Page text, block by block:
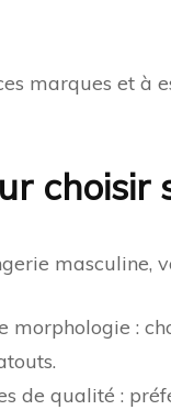
marques et
choisir
masculine,
morphologie :
de qualité :